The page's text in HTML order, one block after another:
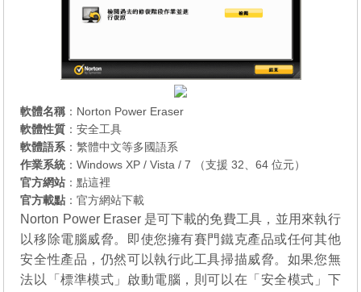
軟體名稱 ：Norton Power Eraser
軟體性質 ：安全工具
軟體語系 ：繁體中文等多國語系
作業系統 ：Windows XP / Vista / 7 （支援 32、64 位元）
官方網站 ：點這裡
官方載點 ：官方網站下載
Norton Power Eraser 是可下載的免費工具，並用來執行
以移除電腦威脅。即使您擁有賽門鐵克產品或任何其他
安全性產品，仍然可以執行此工具掃描威脅。如果您無
法以「標準模式」啟動電腦，則可以在「安全模式」下